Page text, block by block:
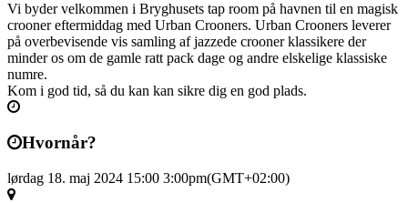
Vi byder velkommen i Bryghusets tap room på havnen til en magisk
crooner eftermiddag med Urban Crooners. Urban Crooners leverer
på overbevisende vis samling af jazzede crooner klassikere der
minder os om de gamle ratt pack dage og andre elskelige klassiske
numre.
Kom i god tid, så du kan kan sikre dig en god plads.
Hvornår?
lørdag 18. maj 2024 15:00 3:00pm(GMT+02:00)